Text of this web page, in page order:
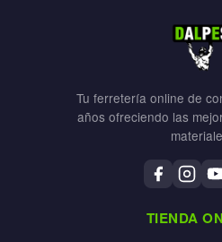
Tu ferretería online de
años ofreciendo las
TIENDA